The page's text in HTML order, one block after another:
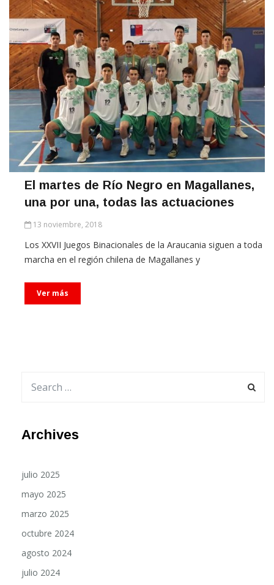
El martes de Río Negro en Magallanes,
una por una, todas las actuaciones
13 noviembre, 2018
Los XXVII Juegos Binacionales de la Araucania siguen a toda
marcha en el región chilena de Magallanes y
Ver más
Archives
julio 2025
mayo 2025
marzo 2025
octubre 2024
agosto 2024
julio 2024